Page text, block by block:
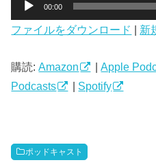
プ
ー
ヤ
00:00
ファイルをダウンロード | 新
購読:Amazon |Apple
Podcasts
Spotify
ポッドキャスト